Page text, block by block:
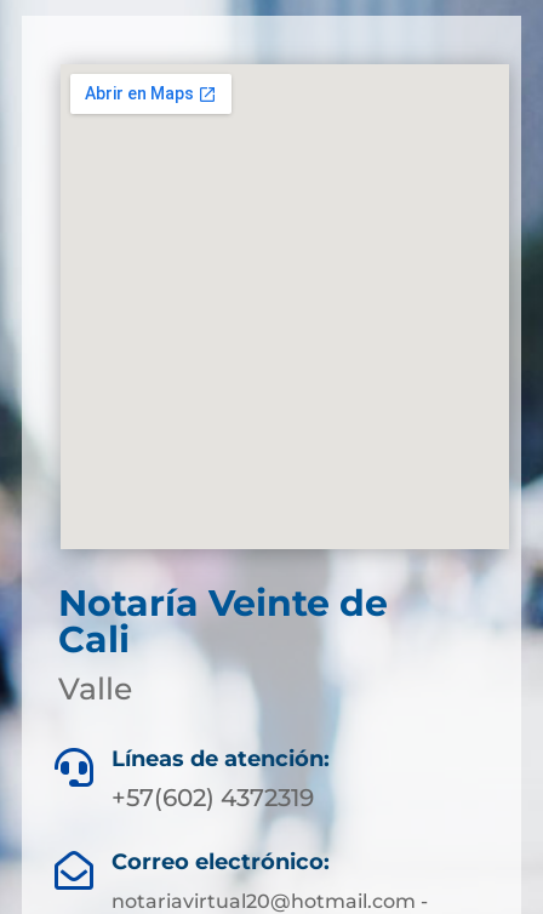
Notaría Veinte de
Cali
Valle
 Líneas de atención:
+57(602) 4372319
 Correo electrónico:
notariavirtual20@hotmail.com -